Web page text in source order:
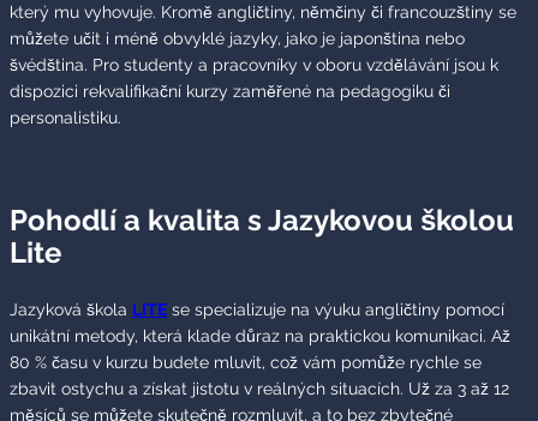
který mu vyhovuje. Kromě angličtiny, němčiny či francouzštiny se
můžete učit i méně obvyklé jazyky, jako je japonština nebo
švédština. Pro studenty a pracovníky v oboru vzdělávání jsou k
dispozici rekvalifikační kurzy zaměřené na pedagogiku či
personalistiku.
Pohodlí a kvalita s Jazykovou školou
Lite
Jazyková škola LITE se specializuje na výuku angličtiny pomocí
unikátní metody, která klade důraz na praktickou komunikaci. Až
80 % času v kurzu budete mluvit, což vám pomůže rychle se
zbavit ostychu a získat jistotu v reálných situacích. Už za 3 až 12
měsíců se můžete skutečně rozmluvit, a to bez zbytečné